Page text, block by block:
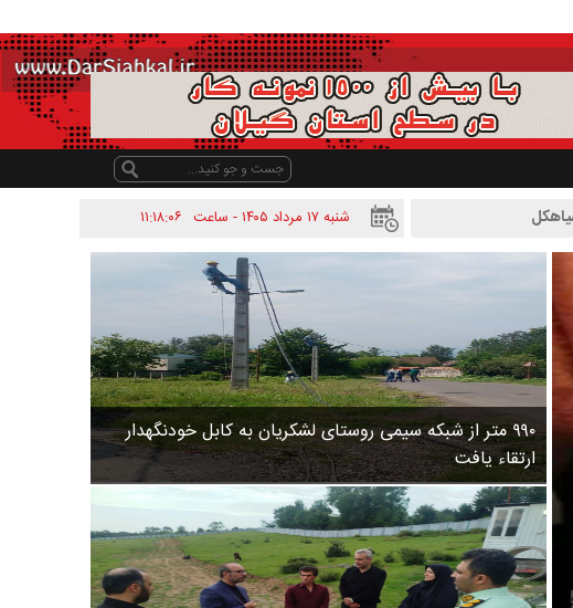
شنبه ۱۷ مرداد ۱۴۰۵ - ساعت
۱۱:۱۸:۰۶
۹۹۰ متر از شبکه سیمی روستای لشکریان به کابل خودنگهدار
ارتقاء یافت